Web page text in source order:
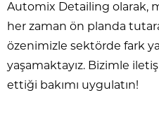
Automix Detailing olarak,
her zaman ön planda
özenimizle sektörde fark
yaşamaktayız. Bizimle
ettiği bakımı uygulatın!